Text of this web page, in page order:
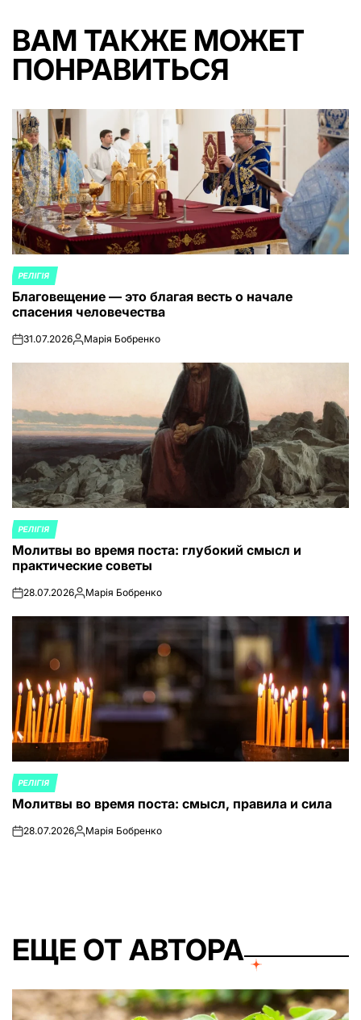
ВАМ ТАКЖЕ МОЖЕТ
ПОНРАВИТЬСЯ
ОПУБЛИКОВАНО
В
РЕЛІГІЯ
Благовещение — это благая весть о начале
спасения человечества
on31.07.2026Запись
Марія Бобренко
ОПУБЛИКОВАНО
В
РЕЛІГІЯ
Молитвы во время поста: глубокий смысл и
практические советы
on28.07.2026Запись
Марія Бобренко
ОПУБЛИКОВАНО
В
РЕЛІГІЯ
Молитвы во время поста: смысл, правила и сила
on28.07.2026Запись
Марія Бобренко
ЕЩЕ ОТ АВТОРА